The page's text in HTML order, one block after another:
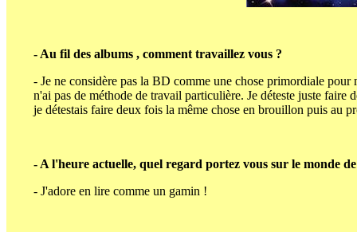
- Au fil des albums , comment travaillez vous ?
- Je ne considère pas la BD comme une chose primordiale
n'ai pas de méthode de travail particulière. Je déteste juste
je détestais faire deux fois la même chose en brouillon puis au
- A l'heure actuelle, quel regard portez vous sur le monde
- J'adore en lire comme un gamin !